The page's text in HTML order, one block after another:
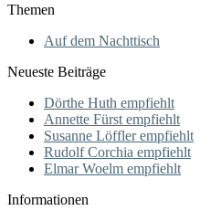
Themen
Auf dem Nachttisch
Neueste Beiträge
Dörthe Huth empfiehlt
Annette Fürst empfiehlt
Susanne Löffler empfiehlt
Rudolf Corchia empfiehlt
Elmar Woelm empfiehlt
Informationen